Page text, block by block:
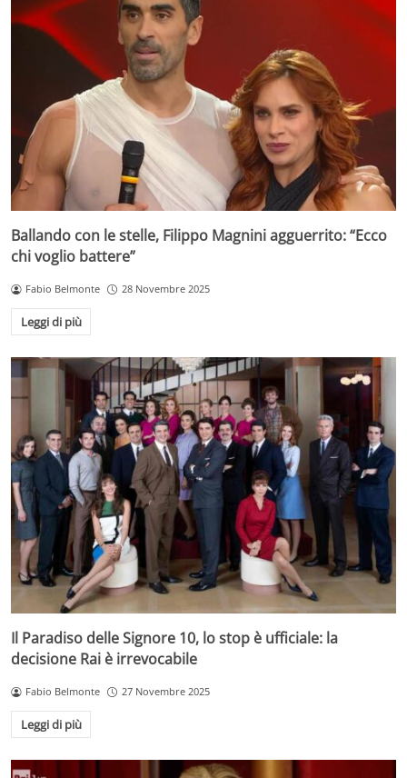
Ballando con le stelle, Filippo Magnini agguerrito: “Ecco
chi voglio battere”
Fabio Belmonte 28 Novembre 2025
Leggi di più
Il Paradiso delle Signore 10, lo stop è ufficiale: la
decisione Rai è irrevocabile
Fabio Belmonte 27 Novembre 2025
Leggi di più